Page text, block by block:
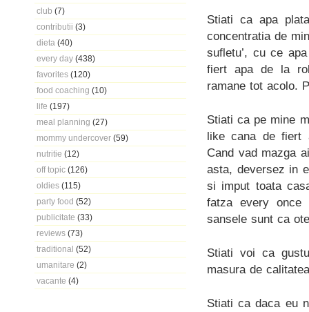
club (7)
contributii (3)
dieta (40)
every day (438)
favorites (120)
food coaching (10)
life (197)
meal planning (27)
mommy undercover (59)
nutritie (12)
off topic (126)
oldies (115)
party food (52)
publicitate (33)
reviews (73)
traditional (52)
umanitare (2)
vacante (4)
Stiati ca apa
concentratia de
sufletu’, cu ce
fiert apa de la
ramane tot acolo.
Stiati ca pe mine
like cana de fiert
Cand vad mazga
asta, deversez in
si imput toata
fatza every
sansele sunt ca
Stiati voi ca
masura de
Stiati ca daca eu